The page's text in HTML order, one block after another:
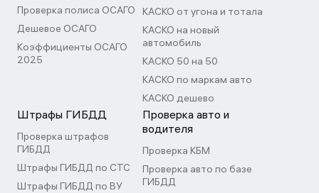
Проверка полиса ОСАГО
Дешевое ОСАГО
Коэффициенты ОСАГО
2025
КАСКО от угона и тотала
КАСКО на новый
автомобиль
КАСКО 50 на 50
КАСКО по маркам авто
КАСКО дешево
Штрафы ГИБДД
Проверка штрафов
ГИБДД
Штрафы ГИБДД по СТС
Штрафы ГИБДД по ВУ
Проверка авто и
водителя
Проверка КБМ
Проверка авто по базе
ГИБДД